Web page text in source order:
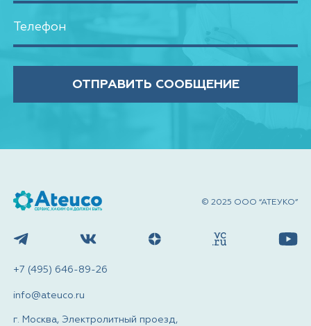
ОТПРАВИТЬ СООБЩЕНИЕ
© 2025 ООО “АТЕУКО”
+7 (495) 646-89-26
info@ateuco.ru
г. Москва, Электролитный проезд,